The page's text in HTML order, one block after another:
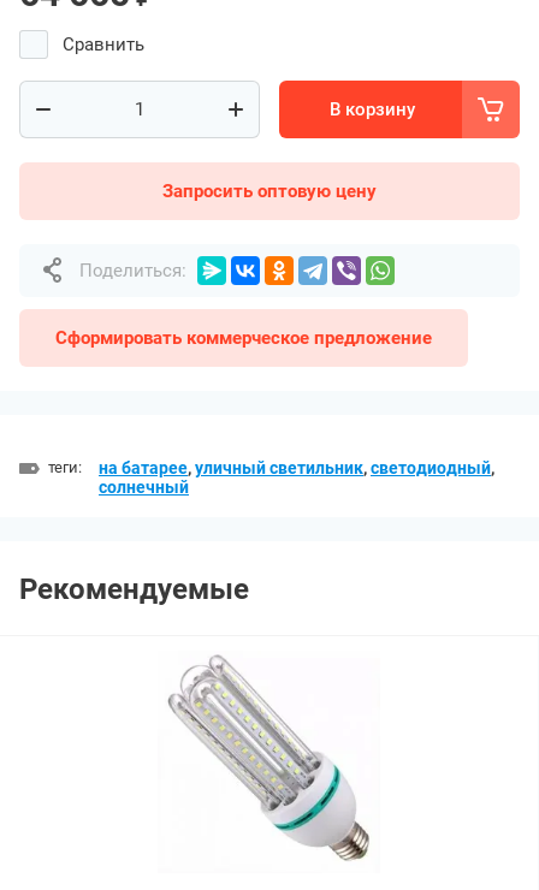
Сравнить
В корзину
Запросить оптовую цену
Поделиться:
Сформировать коммерческое предложение
теги: на батарее,уличный светильник,светодиодный,
солнечный
Рекомендуемые